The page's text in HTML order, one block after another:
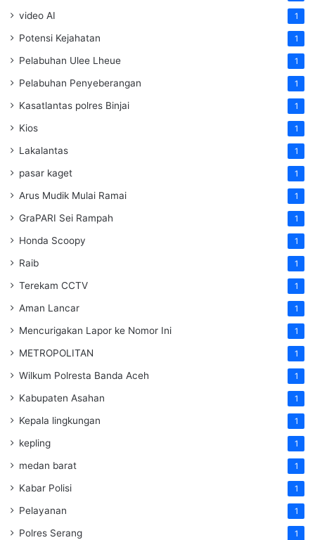
video AI 1
Potensi Kejahatan 1
Pelabuhan Ulee Lheue 1
Pelabuhan Penyeberangan 1
Kasatlantas polres Binjai 1
Kios 1
Lakalantas 1
pasar kaget 1
Arus Mudik Mulai Ramai 1
GraPARI Sei Rampah 1
Honda Scoopy 1
Raib 1
Terekam CCTV 1
Aman Lancar 1
Mencurigakan Lapor ke Nomor Ini 1
METROPOLITAN 1
Wilkum Polresta Banda Aceh 1
Kabupaten Asahan 1
Kepala lingkungan 1
kepling 1
medan barat 1
Kabar Polisi 1
Pelayanan 1
Polres Serang 1